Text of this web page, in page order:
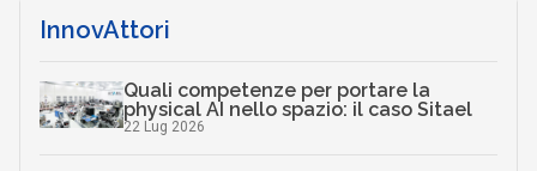
InnovAttori
Quali competenze per portare la
physical AI nello spazio: il caso Sitael
22 Lug 2026